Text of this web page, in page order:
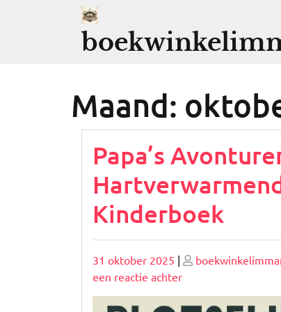
Maand:
Papa’s
Kinderboek
Geplaatst
op
31 oktober 2025 | Geplaatst
een reactie achterop
Papa’s
Avonturen: